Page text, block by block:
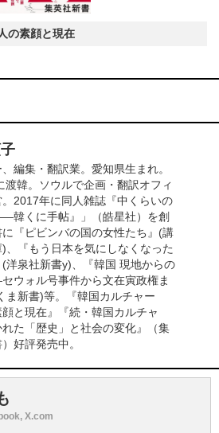
の素顔と現在
編集・翻訳業。愛知県生まれ。
渡韓。ソウルで企画・翻訳オフィ
。2017年に同人雑誌『中くらいの
韓くに手帖』」（皓星社）を創
『ピビンバの国の女性たち』(講
、『もう日本を気にしなくなった
洋泉社新書y)、『韓国 現地からの
ウォル号事件から文在寅政権ま
ま新書)等。『韓国カルチャー
顔と現在』『続・韓国カルチャ
た「歴史」と社会の変化』（集
好評発売中。
X.com